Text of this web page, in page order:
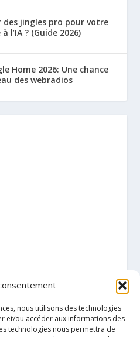
nous utilisons des technologies
et/ou accéder aux informations des
technologies nous permettra de
des jingles pro pour votre
l’IA ? (Guide 2026)
Home 2026: Une chance
des webradios